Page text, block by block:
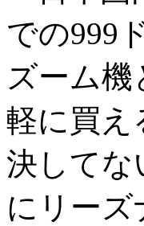
での999
ズーム
軽に買え
決してな
にリー